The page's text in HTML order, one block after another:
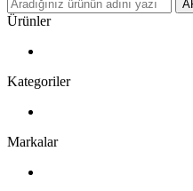
Ürünler
Kategoriler
Markalar